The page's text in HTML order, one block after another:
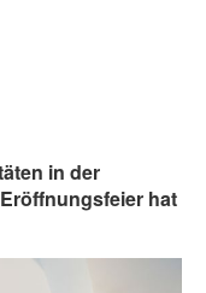
in der
hat